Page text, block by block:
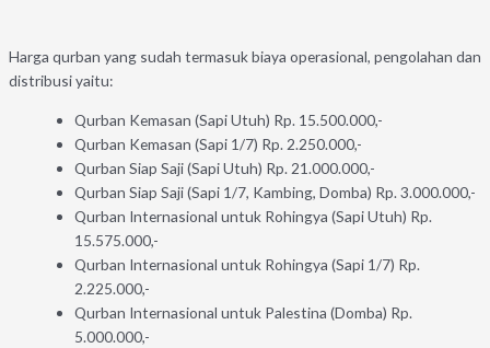
Harga qurban yang sudah termasuk biaya operasional, pengolahan dan
distribusi yaitu:
Qurban Kemasan (Sapi Utuh) Rp. 15.500.000,-
Qurban Kemasan (Sapi 1/7) Rp. 2.250.000,-
Qurban Siap Saji (Sapi Utuh) Rp. 21.000.000,-
Qurban Siap Saji (Sapi 1/7, Kambing, Domba) Rp. 3.000.000,-
Qurban Internasional untuk Rohingya (Sapi Utuh) Rp.
15.575.000,-
Qurban Internasional untuk Rohingya (Sapi 1/7) Rp.
2.225.000,-
Qurban Internasional untuk Palestina (Domba) Rp.
5.000.000,-